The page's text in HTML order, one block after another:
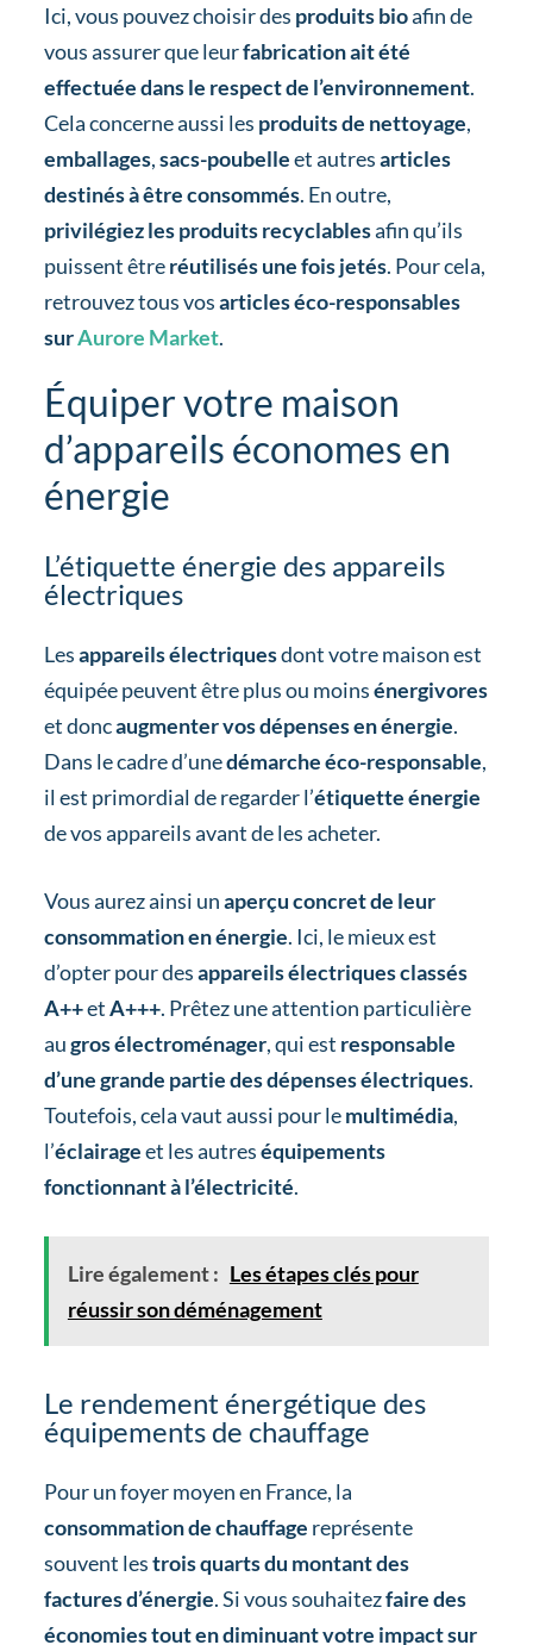
Ici, vous pouvez choisir des produits bioafin de
vous assurer que leurfabrication ait été
effectuée dans le respect de l’environnement.
Cela concerne aussi les produits de nettoyage,
emballages,sacs-poubelleet autresarticles
destinés à être consommés. En outre,
privilégiez les produits recyclablesafin qu’ils
puissent êtreréutilisés une fois jetés. Pour cela,
retrouvez tous vosarticles éco-responsables
surAurore Market.
Équiper votre maison
d’appareils économes en
énergie
L’étiquette énergie des appareils
électriques
Lesappareils électriquesdont votre maison est
équipée peuvent être plus ou moinsénergivores
et doncaugmenter vos dépenses en énergie.
Dans le cadre d’unedémarche éco-responsable,
il est primordial de regarder l’étiquette énergie
de vos appareils avant de les acheter.
Vous aurez ainsi unaperçu concret de leur
consommation en énergie. Ici, le mieux est
d’opter pour desappareils électriques classés
A++etA+++. Prêtez une attention particulière
augros électroménager, qui est responsable
d’une grande partie des dépenses électriques.
Toutefois, cela vaut aussi pour lemultimédia,
l’éclairageet les autreséquipements
fonctionnant à l’électricité.
Lire également : Les étapes clés pour
réussir son déménagement
Le rendement énergétique des
équipements de chauffage
Pour un foyer moyen en France, la
consommation de chauffage représente
souvent lestrois quarts du montant des
factures d’énergie. Si vous souhaitezfaire des
économies tout en diminuant votre impact sur